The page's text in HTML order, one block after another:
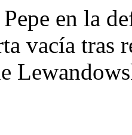
en la
vacía tras